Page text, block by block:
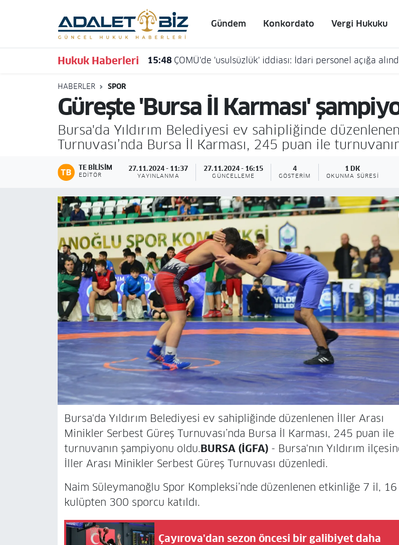
Gündem Konkordato Vergi Hukuku
Hukuk Haberleri 15:48 ÇOMÜ'de 'usulsüzlük' iddiası: İdari personel açığa
HABERLER SPOR
Güreşte 'Bursa İl Karması'
Bursa'da Yıldırım Belediyesi ev sahipliğinde
Turnuvası’nda Bursa İl Karması, 245 puan ile
TE BILISIM
EDITÖR
27.11.2024 - 11:37
YAYINLANMA
27.11.2024 - 16:15
GÜNCELLEME
4
GÖSTERIM
1 DK
OKUNMA SÜRESI
Bursa'da Yıldırım Belediyesi ev sahipliğinde düzenlenen İller Arası
Minikler Serbest Güreş Turnuvası’nda Bursa İl Karması, 245 puan ile
turnuvanın şampiyonu oldu.BURSA (İGFA) - Bursa'nın Yıldırım
İller Arası Minikler Serbest Güreş Turnuvası düzenledi.
Naim Süleymanoğlu Spor Kompleksi’nde düzenlenen etkinliğe 7 il, 16
kulüpten 300 sporcu katıldı.
Çayırova'dan sezon öncesi bir galibiyet daha
Hava Durumu
Trafik Durumu
Süper Lig Puan Durumu ve Fikstür
Tüm Manşetler
Son Dakika Haberleri
Haber Arşivi